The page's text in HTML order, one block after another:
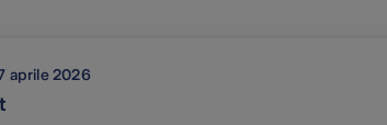
aprile 2026